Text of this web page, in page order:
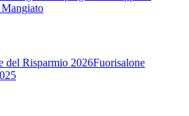
del Risparmio 2026Fuorisalone